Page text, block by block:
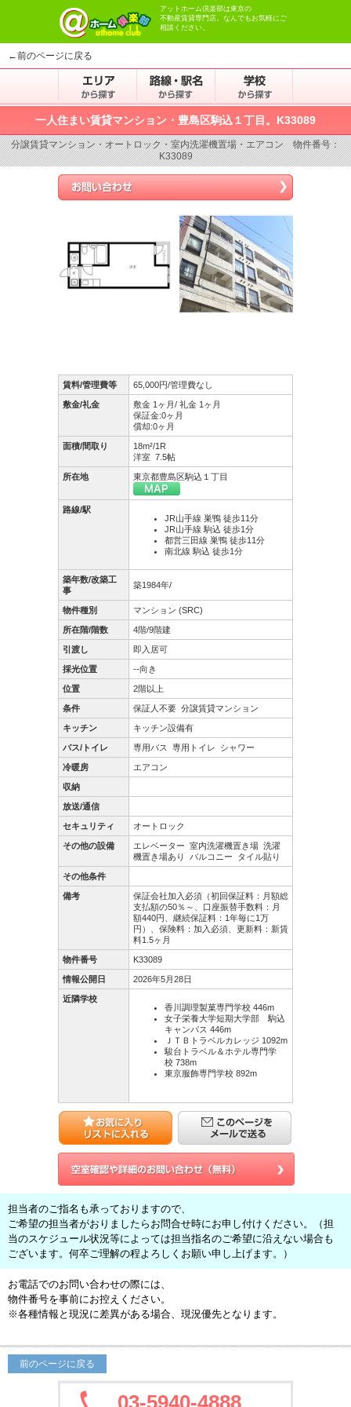
アットホーム倶楽部は東京の
不動産賃貸専門店。なんでもお気軽にご
相談ください。
←前のページに戻る
一人住まい賃貸マンション・豊島区駒込１丁目。K33089
分譲賃貸マンション・オートロック・室内洗濯機置場・エアコン 物件番号：
K33089
賃料/管理費等 65,000円/管理費なし
敷金/礼金
敷金 1ヶ月/ 礼金 1ヶ月
保証金:0ヶ月
償却:0ヶ月
面積/間取り
18m²/1R
洋室 7.5帖
所在地 東京都豊島区駒込１丁目
路線/駅
JR山手線 巣鴨 徒歩11分
JR山手線 駒込 徒歩1分
都営三田線 巣鴨 徒歩11分
南北線 駒込 徒歩1分
築年数/改築工
事
築1984年/
物件種別 マンション (SRC)
所在階/階数 4階/9階建
引渡し 即入居可
採光位置 --向き
位置 2階以上
条件 保証人不要 分譲賃貸マンション
キッチン キッチン設備有
バス/トイレ 専用バス 専用トイレ シャワー
冷暖房 エアコン
収納
放送/通信
セキュリティ オートロック
その他の設備 エレベーター 室内洗濯機置き場 洗濯
機置き場あり
バルコニー タイル貼り
その他条件
備考
保証会社加入必須（初回保証料：月額総
支払額の50％～、口座振替手数料：月
額440円、継続保証料：1年毎に1万
円）、保険料：加入必須、更新料：新賃
料1.5ヶ月
物件番号 K33089
情報公開日 2026年5月28日
近隣学校
香川調理製菓専門学校 446m
女子栄養大学短期大学部 駒込
キャンパス 446m
ＪＴＢトラベルカレッジ 1092m
駿台トラベル＆ホテル専門学
校 738m
東京服飾専門学校 892m
担当者のご指名も承っておりますので、
ご希望の担当者がおりましたらお問合せ時にお申し付けください。（担
当のスケジュール状況等によっては担当指名のご希望に沿えない場合も
ございます。何卒ご理解の程よろしくお願い申し上げます。）
お電話でのお問い合わせの際には、
物件番号を事前にお控えください。
※各種情報と現況に差異がある場合、現況優先となります。
前のページに戻る
03-5940-4888